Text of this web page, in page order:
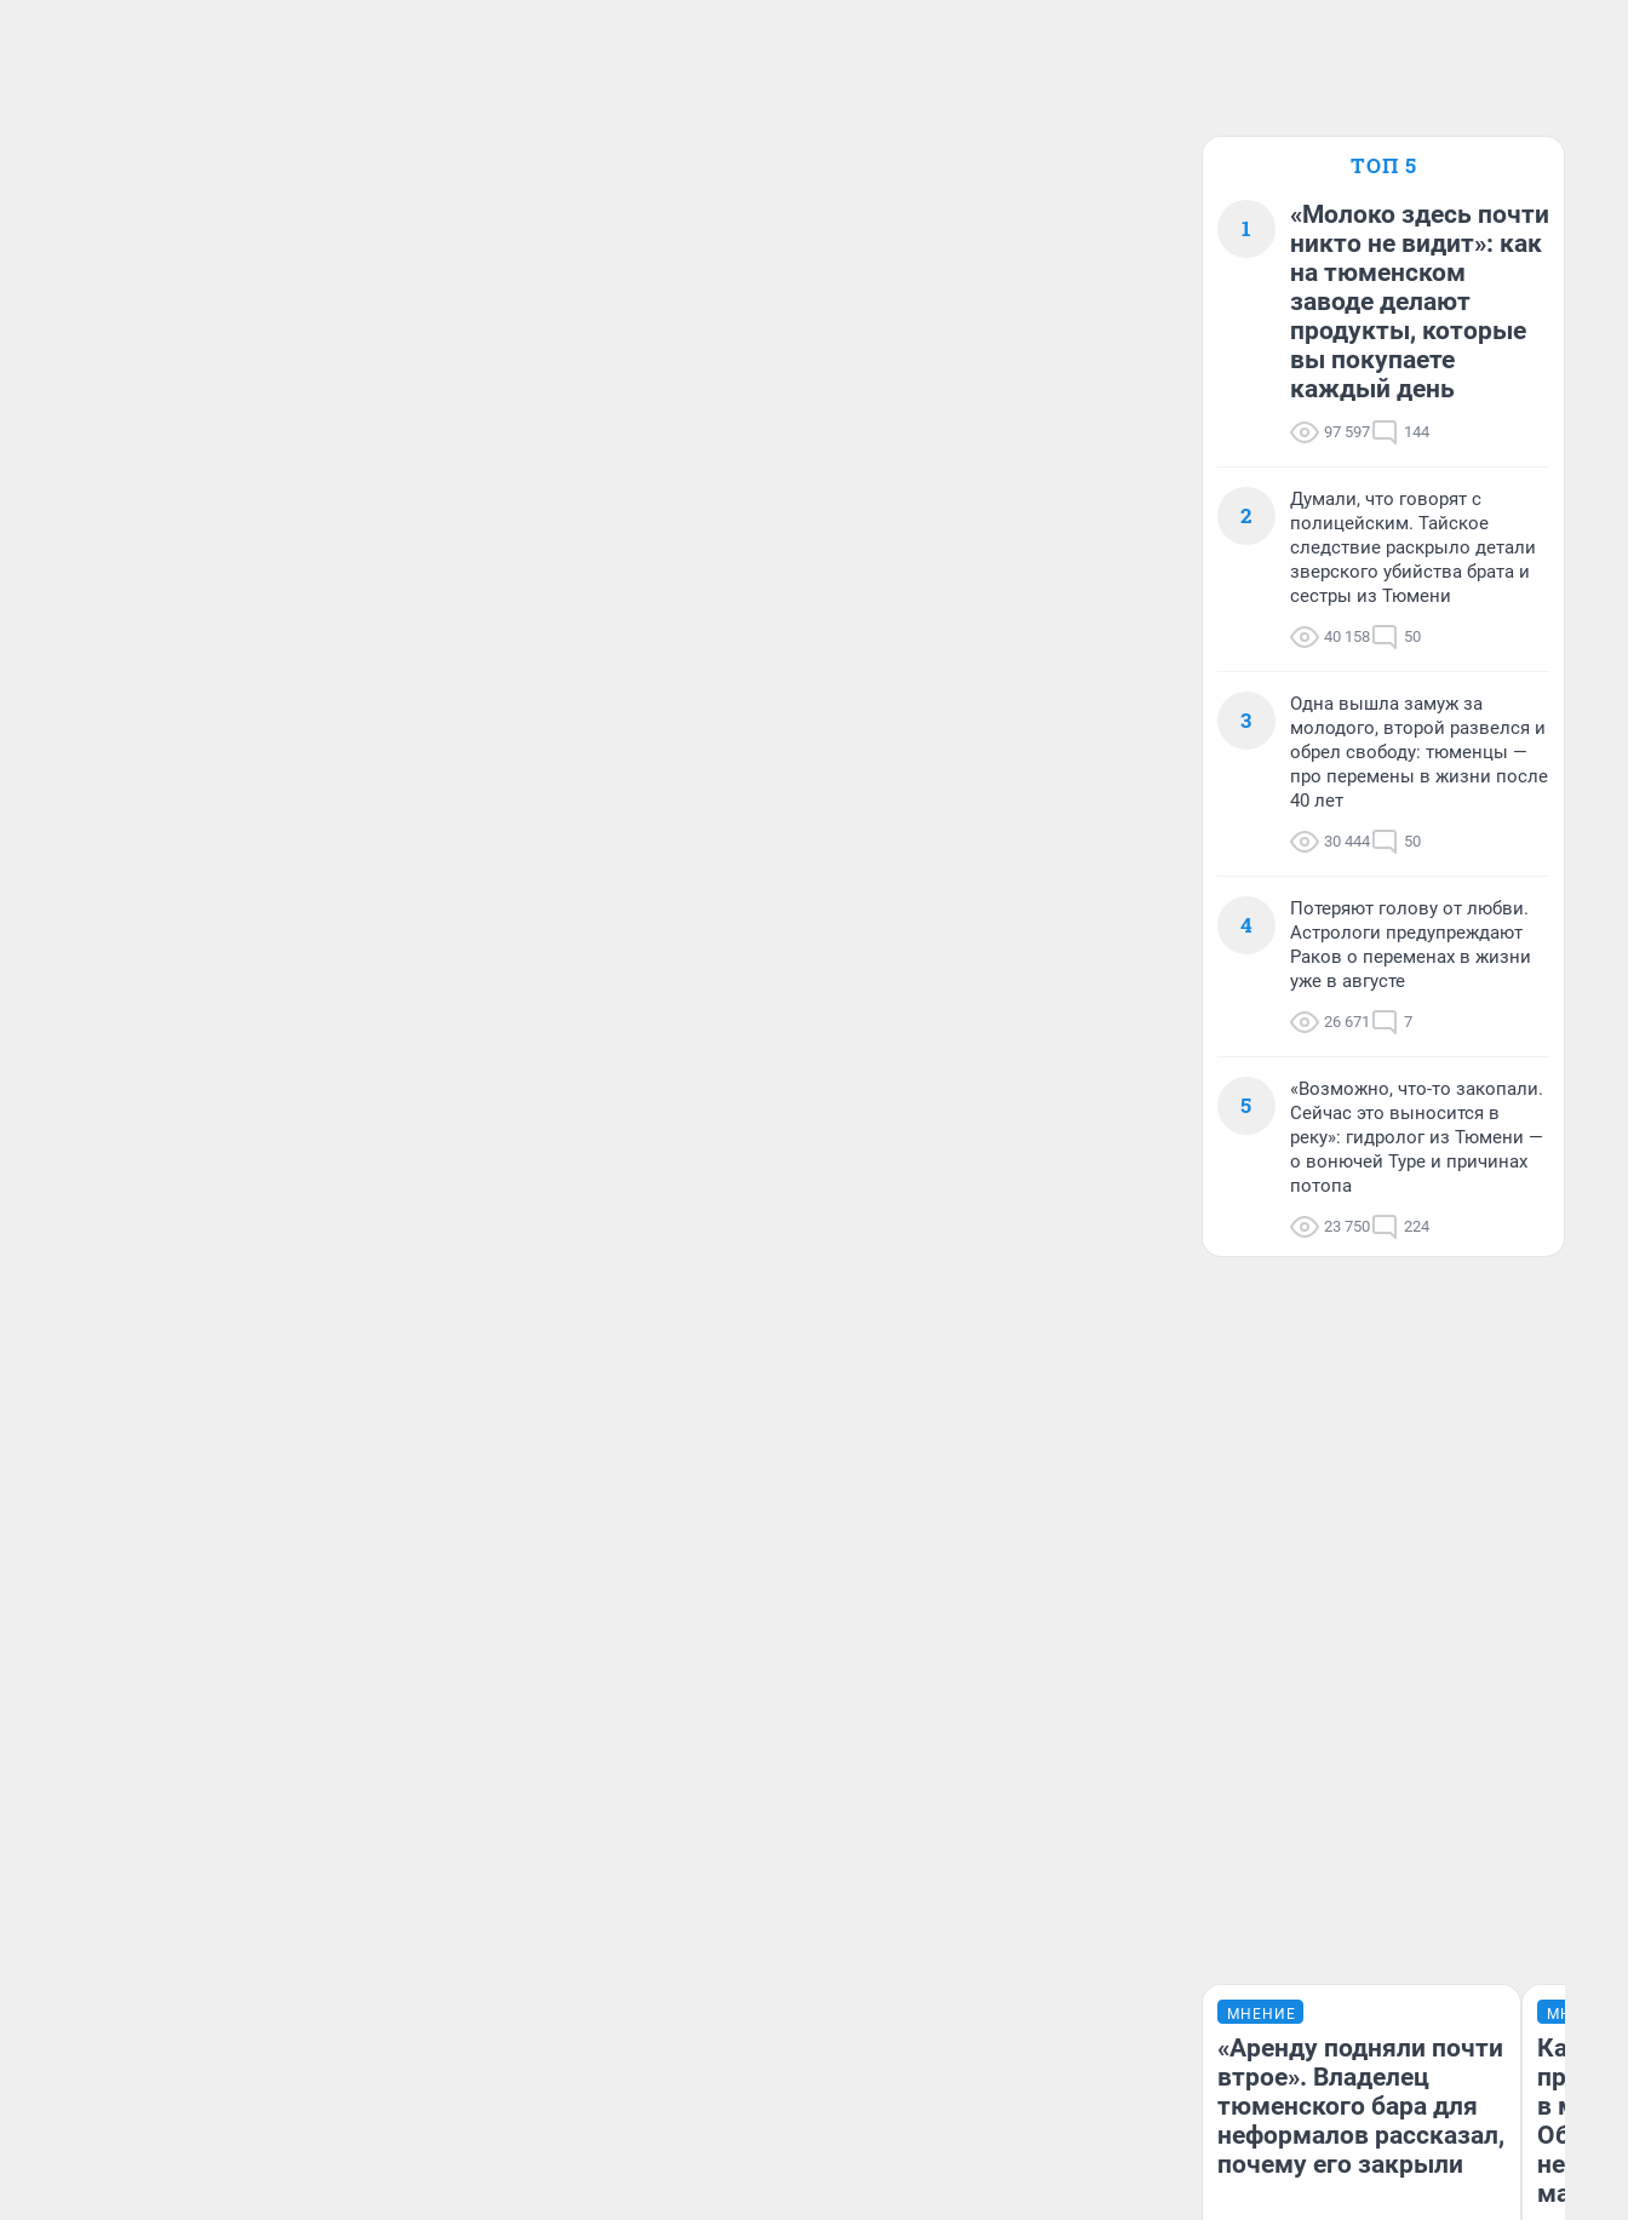
ТОП 5
1
«Молоко здесь почти
никто не видит»: как
на тюменском
заводе делают
продукты, которые
вы покупаете
каждый день
97 597 144
2
Думали, что говорят с
полицейским. Тайское
следствие раскрыло детали
зверского убийства брата и
сестры из Тюмени
40 158 50
3
Одна вышла замуж за
молодого, второй развелся и
обрел свободу: тюменцы —
про перемены в жизни после
40 лет
30 444 50
4
Потеряют голову от любви.
Астрологи предупреждают
Раков о переменах в жизни
уже в августе
26 671 7
5
«Возможно, что-то закопали.
Сейчас это выносится в
реку»: гидролог из Тюмени —
о вонючей Туре и причинах
потопа
23 750 224
МНЕНИЕ
«Аренду подняли почти
втрое». Владелец
тюменского бара для
неформалов рассказал,
почему его закрыли
МНЕНИЕ
Какие
в
Обзор